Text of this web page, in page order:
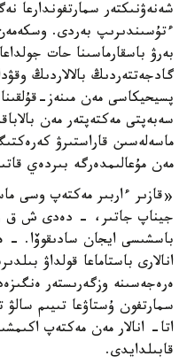
شەنەۋنىكتەر سمارتفوندارعا
ءتۇسىندىرىپ بەردى.
بەرۋ باسقارماسىنا حات
گادجەتتەردىڭ بالالاردىڭ
پسيحيكاسى مەن مىنەز-
سەبەپتى مەكتەپتەر مەن
ماسەلەسىن قاراستىرۋ
مەن مۇعالىمدەرگە بىردەي
«قازىر ءاربىر مەكتەپ وسى
جيناپ جاتىر، - دەدى ش ق و
باسشىسى ايجان سادىقوۆا. -
انالارى باستاماعا قولداۋ
ەرەجەسىنە وزگەرىستەر
سمارتفون ۇستاۋعا تىيىم سالۋ
اتا- انالار مەن مەكتەپ
قابىلدايدى.